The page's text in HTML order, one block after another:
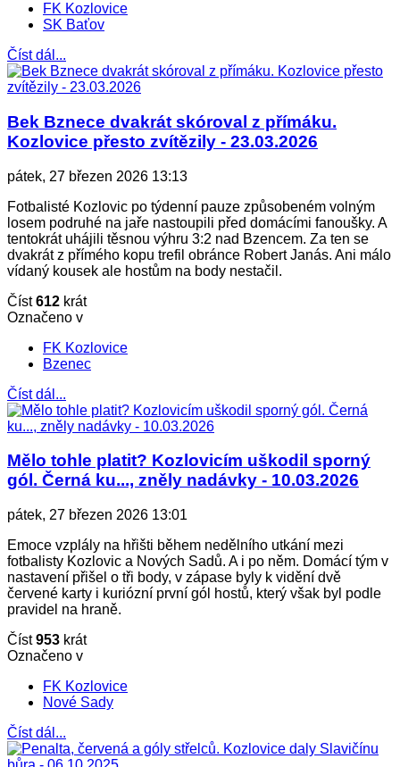
FK Kozlovice
SK Baťov
Číst dál...
Bek Bznece dvakrát skóroval z přímáku.
Kozlovice přesto zvítězily - 23.03.2026
pátek, 27 březen 2026 13:13
Fotbalisté Kozlovic po týdenní pauze způsobeném volným
losem podruhé na jaře nastoupili před domácími fanoušky. A
tentokrát uhájili těsnou výhru 3:2 nad Bzencem. Za ten se
dvakrát z přímého kopu trefil obránce Robert Janás. Ani málo
vídaný kousek ale hostům na body nestačil.
Číst612 krát
Označeno v
FK Kozlovice
Bzenec
Číst dál...
Mělo tohle platit? Kozlovicím uškodil sporný
gól. Černá ku..., zněly nadávky - 10.03.2026
pátek, 27 březen 2026 13:01
Emoce vzplály na hřišti během nedělního utkání mezi
fotbalisty Kozlovic a Nových Sadů. A i po něm. Domácí tým v
nastavení přišel o tři body, v zápase byly k vidění dvě
červené karty i kuriózní první gól hostů, který však byl podle
pravidel na hraně.
Číst953 krát
Označeno v
FK Kozlovice
Nové Sady
Číst dál...